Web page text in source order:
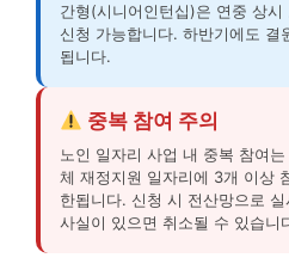
간형(시니어인턴십)은 연중 상
신청 가능합니다. 하반기에도 결
됩니다.
중복 참여 주의
노인 일자리 사업 내 중복 참여
체 재정지원 일자리에 3개 이상
한됩니다. 신청 시 전산망으로
사실이 있으면 취소될 수 있습니